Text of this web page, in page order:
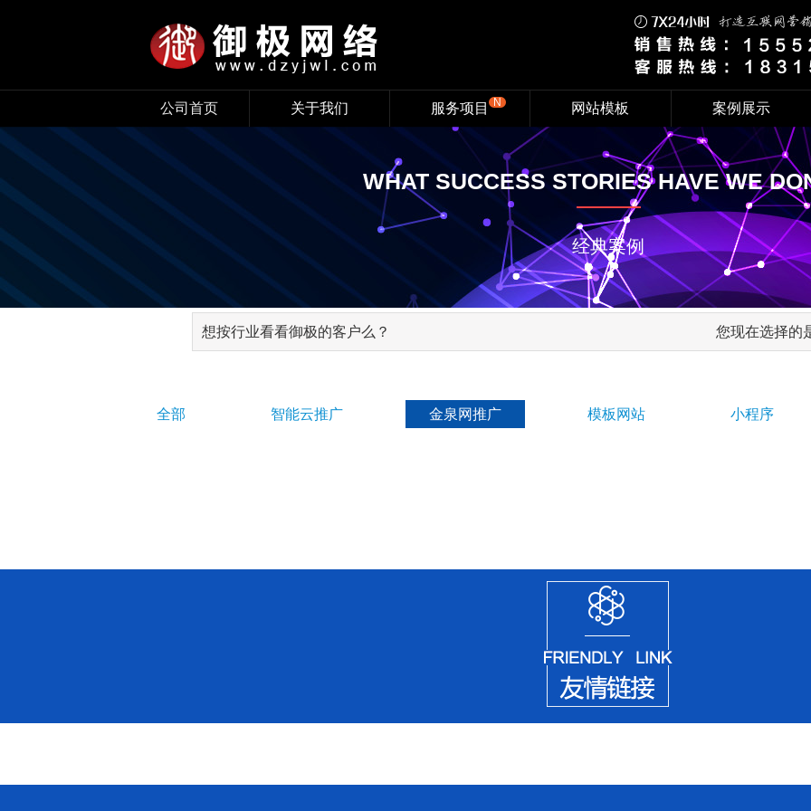
公司首页 关于我们
公司简介
企业文化
公司实景
发展历程
服务项目 N
PROMITION
智能云推广
平台优化服务
S-ENGINE
全域网站
PROMOTION
竞价推广
网站模板
WEBSITE
电脑网站
手机网站
响应式网站
APPLETS
小程序
案例展示
NETWORK
金泉网推广
智能云推广
WEB SITE
模板网站
定制网站
SOFTWARE
定制开发
WHAT SUCCESS STORIES HAVE WE
经典案例
想按行业看看御极的客户么？ 您现在选择的
全部 智能云推广 金泉网推广 模板网站 小程序